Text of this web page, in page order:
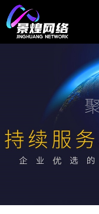
小程序开发
Google推广
关于我们